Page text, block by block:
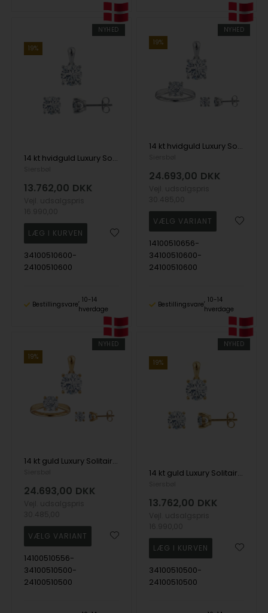
NYHED
19%
14 kt hvidguld Luxury Solitaire smykkesæt med i alt 2,00 ct Labgrown diamant Top Wesselston VS2
13.762,00 DKK
34100510600-
24100510600
Bestillingsvare
10-14
hverdage
NYHED
19%
14 kt hvidguld Luxury Solitaire smykkesæt med i alt 3,00 ct Labgrown diamant Top Wesselston VS2
24.693,00 DKK
14100510656-
34100510600-
24100510600
Bestillingsvare
10-14
hverdage
NYHED
19%
14 kt guld Luxury Solitaire smykkesæt med i alt 3,00 ct Labgrown diamant Top Wesselston VS2
24.693,00 DKK
14100510556-
34100510500-
24100510500
NYHED
19%
14 kt guld Luxury Solitaire smykkesæt med i alt 2,00 ct Labgrown diamant Top Wesselston VS2
13.762,00 DKK
34100510500-
24100510500